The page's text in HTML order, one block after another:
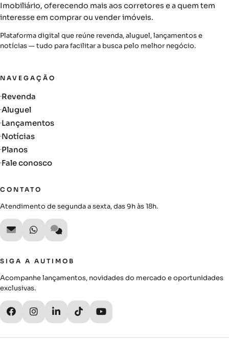
Imobiliário, oferecendo mais aos corretores e a quem tem
interesse em comprar ou vender imóveis.
Plataforma digital que reúne revenda, aluguel, lançamentos e
notícias — tudo para facilitar a busca pelo melhor negócio.
NAVEGAÇÃO
Revenda
Aluguel
Lançamentos
Notícias
Planos
Fale conosco
CONTATO
Atendimento de segunda a sexta, das 9h às 18h.
SIGA A AUTIMOB
Acompanhe lançamentos, novidades do mercado e oportunidades
exclusivas.